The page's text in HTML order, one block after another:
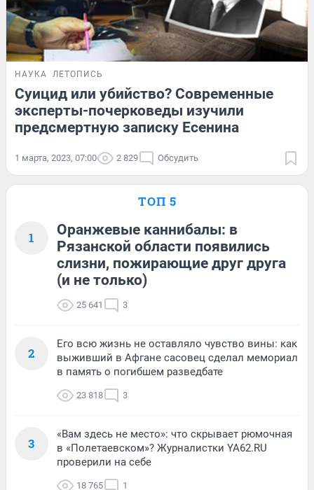
НАУКА ЛЕТОПИСЬ
Суицид или убийство? Современные
эксперты-почерковеды изучили
предсмертную записку Есенина
1 марта, 2023, 07:00 2 829 Обсудить
ТОП 5
1
Оранжевые каннибалы: в
Рязанской области появились
слизни, пожирающие друг друга
(и не только)
25 641 3
2
Его всю жизнь не оставляло чувство вины: как
выживший в Афгане сасовец сделал мемориал
в память о погибшем разведбате
23 818 3
3
«Вам здесь не место»: что скрывает рюмочная
в «Полетаевском»? Журналистки YA62.RU
проверили на себе
18 765 1